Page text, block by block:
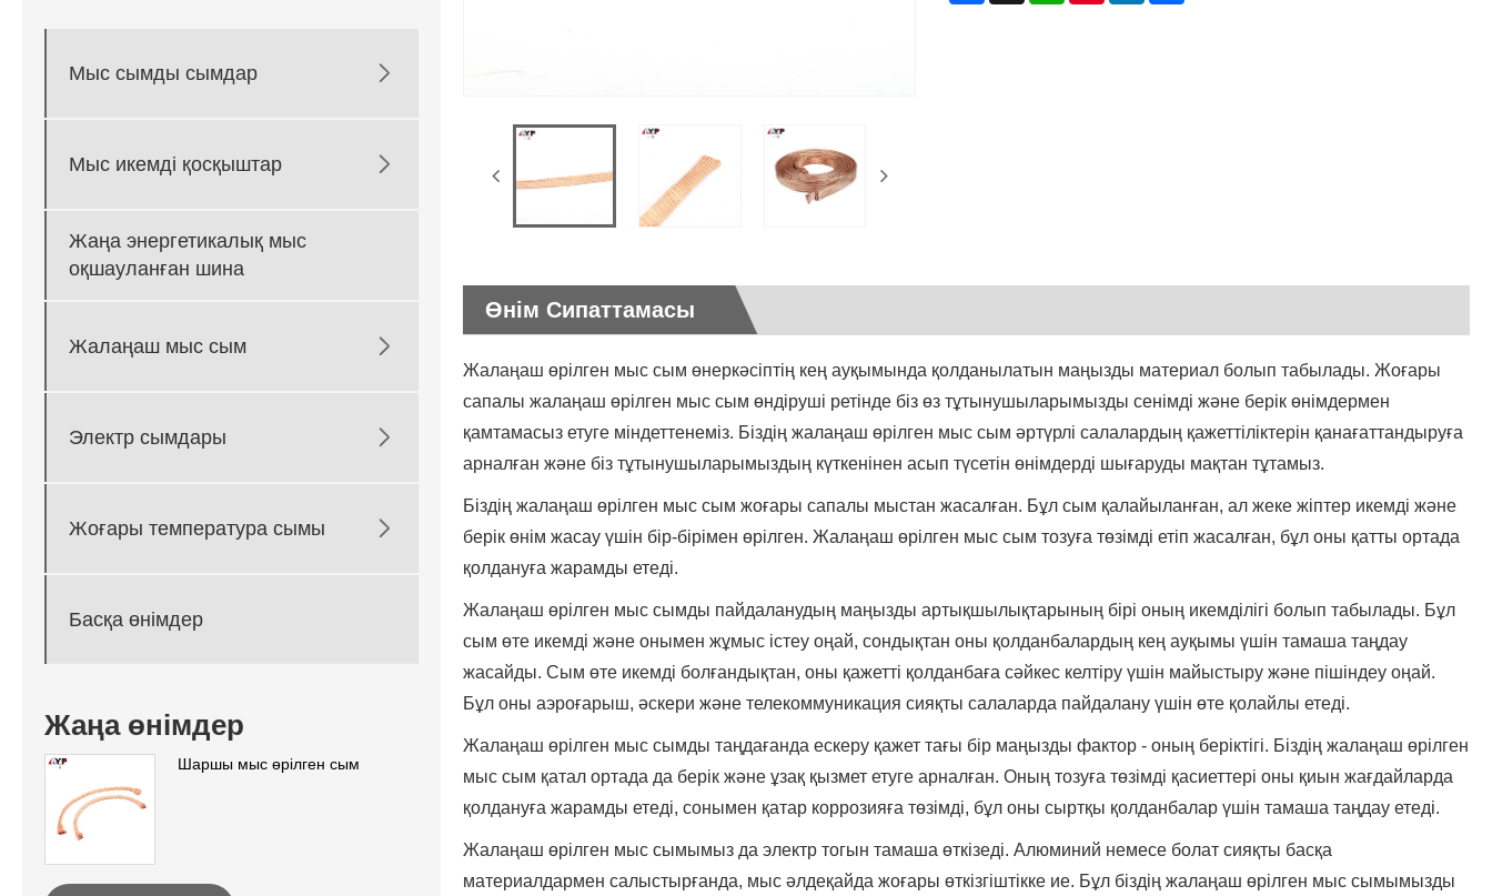
Norsk‎
تمل
فارسی
नेपाली
Мыс сымды сымдар 
Мыс икемді қосқыштар 
Жаңа энергетикалық мыс
оқшауланған шина
Жалаңаш мыс сым 
Электр сымдары 
Жоғары температура сымы 
Басқа өнімдер
Жаңа өнімдер
Шаршы мыс өрілген сым
Өнім Сипаттамасы
Жалаңаш өрілген мыс сым өнеркәсіптің кең ауқымында қолданылатын маңызды материал болып табылады. Жоғары
сапалы жалаңаш өрілген мыс сым өндіруші ретінде біз өз тұтынушыларымызды сенімді және берік өнімдермен
қамтамасыз етуге міндеттенеміз. Біздің жалаңаш өрілген мыс сым әртүрлі салалардың қажеттіліктерін қанағаттандыруға
арналған және біз тұтынушыларымыздың күткенінен асып түсетін өнімдерді шығаруды мақтан тұтамыз.
Біздің жалаңаш өрілген мыс сым жоғары сапалы мыстан жасалған. Бұл сым қалайыланған, ал жеке жіптер икемді және
берік өнім жасау үшін бір-бірімен өрілген. Жалаңаш өрілген мыс сым тозуға төзімді етіп жасалған, бұл оны қатты ортада
қолдануға жарамды етеді.
Жалаңаш өрілген мыс сымды пайдаланудың маңызды артықшылықтарының бірі оның икемділігі болып табылады. Бұл
сым өте икемді және онымен жұмыс істеу оңай, сондықтан оны қолданбалардың кең ауқымы үшін тамаша таңдау
жасайды. Сым өте икемді болғандықтан, оны қажетті қолданбаға сәйкес келтіру үшін майыстыру және пішіндеу оңай.
Бұл оны аэроғарыш, әскери және телекоммуникация сияқты салаларда пайдалану үшін өте қолайлы етеді.
Жалаңаш өрілген мыс сымды таңдағанда ескеру қажет тағы бір маңызды фактор - оның беріктігі. Біздің жалаңаш өрілген
мыс сым қатал ортада да берік және ұзақ қызмет етуге арналған. Оның тозуға төзімді қасиеттері оны қиын жағдайларда
қолдануға жарамды етеді, сонымен қатар коррозияға төзімді, бұл оны сыртқы қолданбалар үшін тамаша таңдау етеді.
Жалаңаш өрілген мыс сымымыз да электр тогын тамаша өткізеді. Алюминий немесе болат сияқты басқа
материалдармен салыстырғанда, мыс әлдеқайда жоғары өткізгіштікке ие. Бұл біздің жалаңаш өрілген мыс сымымызды